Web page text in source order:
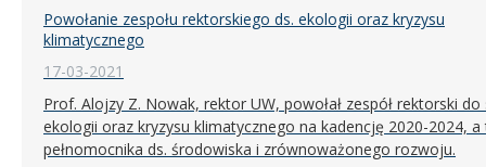
Powołanie zespołu rektorskiego ds. ekologii oraz kryzysu
klimatycznego
17-03-2021
Prof. Alojzy Z. Nowak, rektor UW, powołał zespół rektorski do
ekologii oraz kryzysu klimatycznego na kadencję 2020-2024, a
pełnomocnika ds. środowiska i zrównoważonego rozwoju.